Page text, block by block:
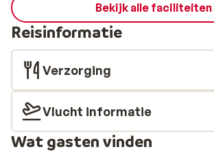
Bekijk alle faciliteiten
Reisinformatie
Verzorging
Vlucht informatie
Wat gasten vinden